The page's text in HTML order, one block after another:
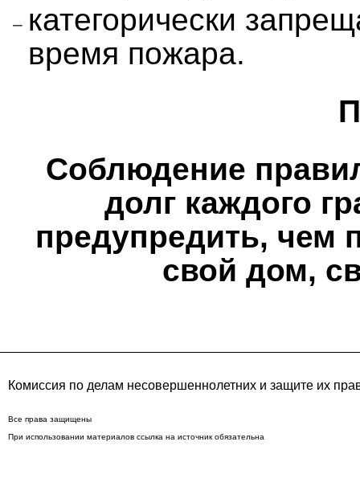
категорически
время пожара.
Соблюдение
долг каждого
предупредить, чем
свой дом,
Комиссия по делам несовершеннолетних и защите их
Все права защищены
При использовании материалов ссылка на источник обязательна